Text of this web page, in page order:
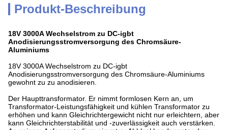
Produkt-Beschreibung
18V 3000A Wechselstrom zu DC-igbt
Anodisierungsstromversorgung des Chromsäure-
Aluminiums
18V 3000A Wechselstrom zu DC-igbt
Anodisierungsstromversorgung des Chromsäure-Aluminiums
gewohnt zu zu anodisieren.
Der Haupttransformator. Er nimmt formlosen Kern an, um
Transformator-Leistungsfähigkeit und kühlen Transformator zu
erhöhen und kann Gleichrichtergewicht nicht nur erleichtern, aber
kann Gleichrichterstabilität und -zuverlässigkeit auch verstärken.